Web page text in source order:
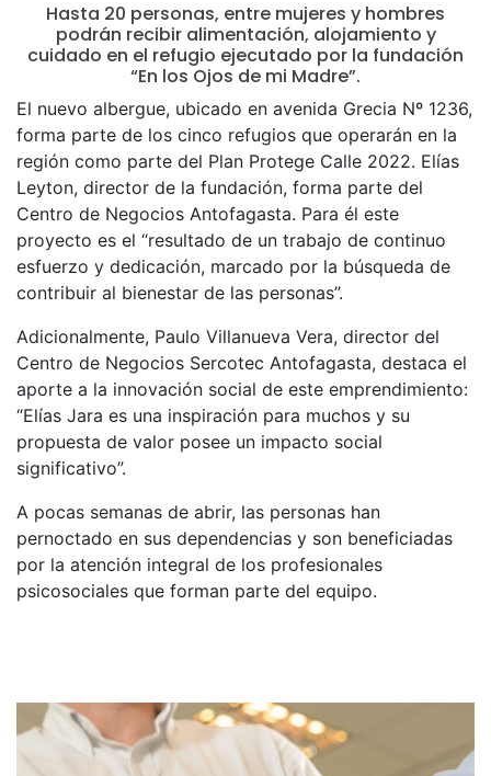
Hasta 20 personas, entre mujeres y hombres
podrán recibir alimentación, alojamiento y
cuidado en el refugio ejecutado por la fundación
“En los Ojos de mi Madre”.
El nuevo albergue, ubicado en avenida Grecia Nº 1236,
forma parte de los cinco refugios que operarán en la
región como parte del Plan Protege Calle 2022. Elías
Leyton, director de la fundación, forma parte del
Centro de Negocios Antofagasta. Para él este
proyecto es el “resultado de un trabajo de continuo
esfuerzo y dedicación, marcado por la búsqueda de
contribuir al bienestar de las personas”.
Adicionalmente, Paulo Villanueva Vera, director del
Centro de Negocios Sercotec Antofagasta, destaca el
aporte a la innovación social de este emprendimiento:
“Elías Jara es una inspiración para muchos y su
propuesta de valor posee un impacto social
significativo”.
A pocas semanas de abrir, las personas han
pernoctado en sus dependencias y son beneficiadas
por la atención integral de los profesionales
psicosociales que forman parte del equipo.